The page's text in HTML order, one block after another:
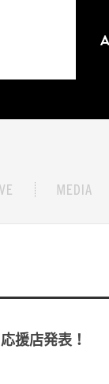
援店発表！